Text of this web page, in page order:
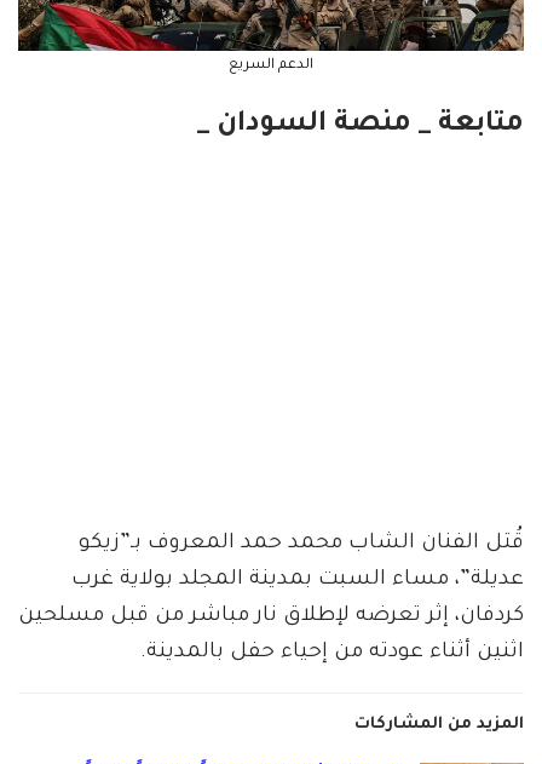
الدعم السريع
متابعة _ منصة السودان _
قُتل الفنان الشاب محمد حمد المعروف بـ”زيكو
عديلة”، مساء السبت بمدينة المجلد بولاية غرب
كردفان، إثر تعرضه لإطلاق نار مباشر من قبل مسلحين
اثنين أثناء عودته من إحياء حفل بالمدينة.
المزيد من المشاركات